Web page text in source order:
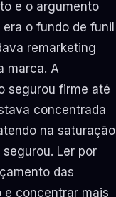
e o argumento
o fundo de funil
remarketing
marca. A
segurou firme até
concentrada
na saturação
Ler por
das
e concentrar mais